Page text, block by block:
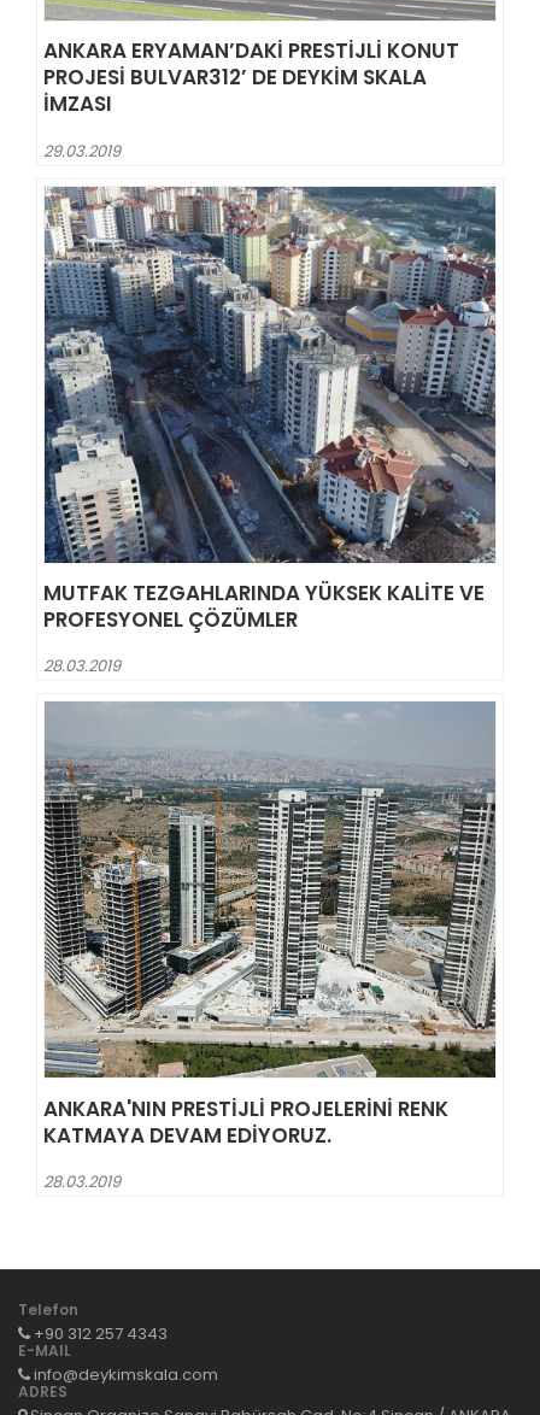
ANKARA ERYAMAN’DAKI PRESTIJLI KONUT
PROJESI BULVAR312’ DE DEYKIM SKALA
IMZASI
29.03.2019
MUTFAK TEZGAHLARINDA YÜKSEK KALITE VE
PROFESYONEL ÇÖZÜMLER
28.03.2019
ANKARA'NIN PRESTIJLI PROJELERINI RENK
KATMAYA DEVAM EDIYORUZ.
28.03.2019
Telefon
+90 312 257 4343
E-MAIL
info@deykimskala.com
ADRES